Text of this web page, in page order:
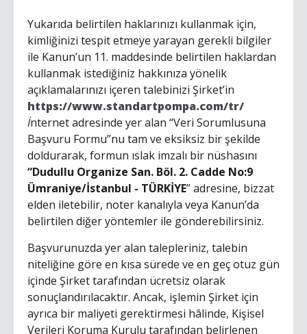
Yukarıda belirtilen haklarınızı kullanmak için,
kimliğinizi tespit etmeye yarayan gerekli bilgiler
ile Kanun’un 11. maddesinde belirtilen haklardan
kullanmak istediğiniz hakkınıza yönelik
açıklamalarınızı içeren talebinizi Şirket’in
https://www.standartpompa.com/tr/
İnternet adresinde yer alan “Veri Sorumlusuna
Başvuru Formu”nu tam ve eksiksiz bir şekilde
doldurarak, formun ıslak imzalı bir nüshasını
“Dudullu Organize San. Böl. 2. Cadde No:9
Ümraniye/İstanbul - TÜRKİYE” adresine, bizzat
elden iletebilir, noter kanalıyla veya Kanun’da
belirtilen diğer yöntemler ile gönderebilirsiniz.
Başvurunuzda yer alan talepleriniz, talebin
niteliğine göre en kısa sürede ve en geç otuz gün
içinde Şirket tarafından ücretsiz olarak
sonuçlandırılacaktır. Ancak, işlemin Şirket için
ayrıca bir maliyeti gerektirmesi hâlinde, Kişisel
Verileri Koruma Kurulu tarafından belirlenen